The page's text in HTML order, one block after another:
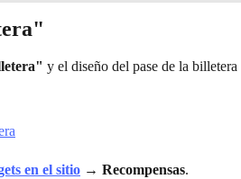
y el diseño del pase de la billetera
en el sitio → Recompensas.